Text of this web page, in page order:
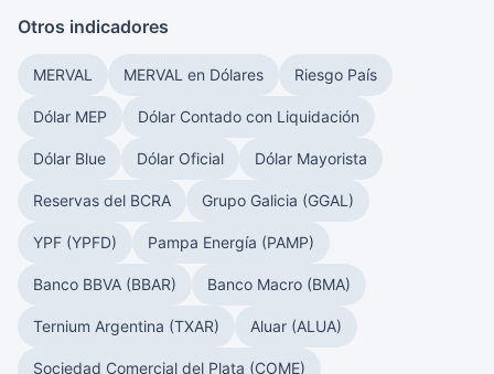
Otros indicadores
MERVAL MERVAL en Dólares Riesgo País
Dólar MEP Dólar Contado con Liquidación
Dólar Blue Dólar Oficial Dólar Mayorista
Reservas del BCRA Grupo Galicia (GGAL)
YPF (YPFD) Pampa Energía (PAMP)
Banco BBVA (BBAR) Banco Macro (BMA)
Ternium Argentina (TXAR) Aluar (ALUA)
Sociedad Comercial del Plata (COME)